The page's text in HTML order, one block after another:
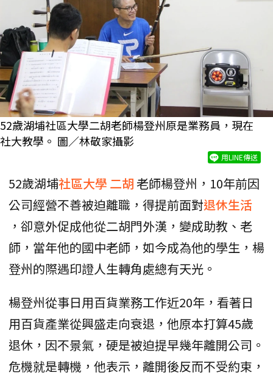
52歲湖埔社區大學二胡老師楊登州原是業務員，現在
社大教學。 圖／林敬家攝影
用LINE傳送
52歲湖埔社區大學 二胡老師楊登州，10年前因
公司經營不善被迫離職，得提前面對退休生活
，卻意外促成他從二胡門外漢，變成助教、老
師，當年他的國中老師，如今成為他的學生，楊
登州的際遇印證人生轉角處總有天光。
楊登州從事日用百貨業務工作近20年，看著日
用百貨產業從興盛走向衰退，他原本打算45歲
退休，因不景氣，硬是被迫提早幾年離開公司。
危機就是轉機，他表示，離開後反而不受約束，